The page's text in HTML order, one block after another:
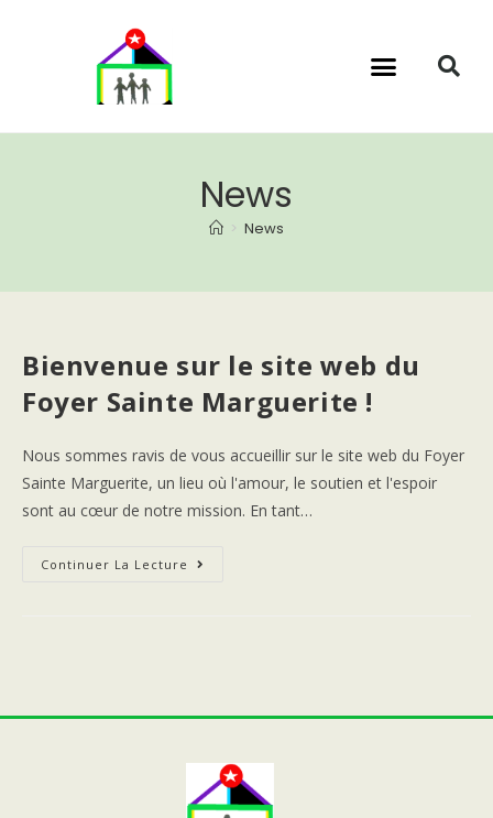
News
> News
Bienvenue sur le site web du
Foyer Sainte Marguerite !
Nous sommes ravis de vous accueillir sur le site web du Foyer
Sainte Marguerite, un lieu où l'amour, le soutien et l'espoir
sont au cœur de notre mission. En tant…
Continuer La Lecture